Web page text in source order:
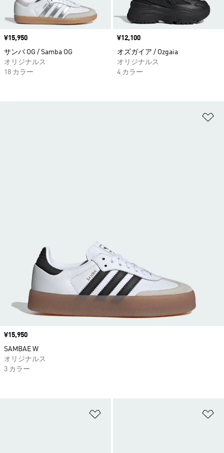
価格
¥15,950
サンバ OG / Samba OG
オリジナルス
18 カラー
価格
¥12,100
オズガイア / Ozgaia
オリジナルス
4 カラー
価格
¥15,950
SAMBAE W
オリジナルス
3 カラー